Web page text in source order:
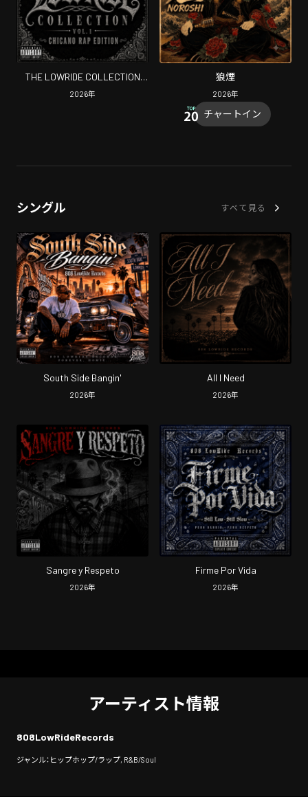
THE LOWRIDE COLLECTION
Vol.1
2026年
狼煙
2026年
チャートイン
シングル すべて見る
South Side Bangin'
2026年
All I Need
2026年
Sangre y Respeto
2026年
Firme Por Vida
2026年
アーティスト情報
808LowRideRecords
ジャンル：ヒップホップ/ラップ, R&B/Soul